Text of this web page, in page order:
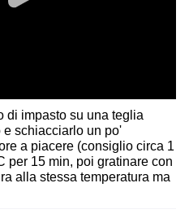
di impasto su una teglia
e schiacciarlo un po'
a piacere (consiglio circa 1
per 15 min, poi gratinare con
alla stessa temperatura ma